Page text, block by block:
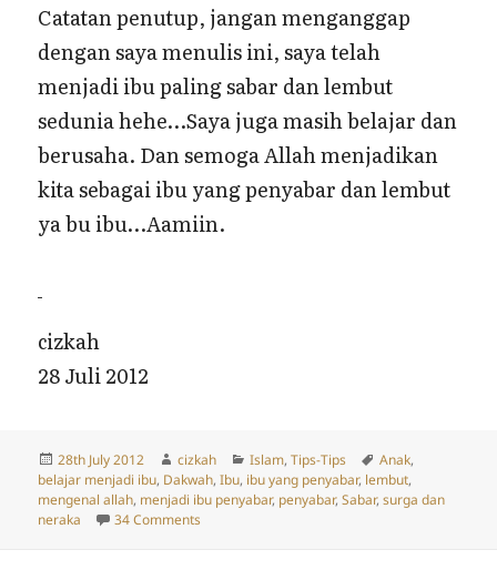
Catatan penutup, jangan menganggap
dengan saya menulis ini, saya telah
menjadi ibu paling sabar dan lembut
sedunia hehe…Saya juga masih belajar dan
berusaha. Dan semoga Allah menjadikan
kita sebagai ibu yang penyabar dan lembut
ya bu ibu…Aamiin.
cizkah
28 Juli 2012
Posted
on
28th July 2012 Author
cizkah Categories
Islam,Tips-Tips Tags
Anak,
belajar menjadi ibu, Dakwah,Ibu, ibu yang penyabar, lembut,
mengenal allah, menjadi ibu penyabar, penyabar,Sabar,surga dan
neraka
34 Commentson Tips Belajar Menjadi Ibu Penyabar